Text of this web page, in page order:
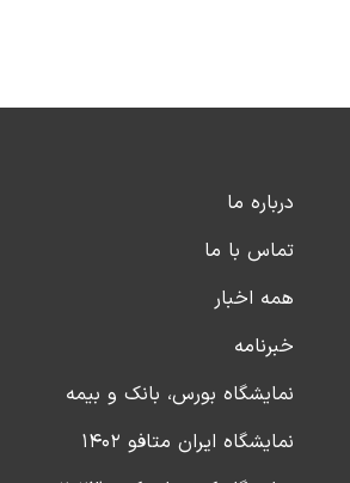
درباره ما
تماس با ما
همه اخبار
خبرنامه
نمایشگاه بورس، بانک و بیمه
نمایشگاه ایران متافو ۱۴۰۲